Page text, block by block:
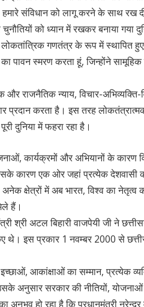
संविधान को लागू करने के साथ रख
को ध्यान में रखकर बनाया गया
गणतंत्र के रूप में स्थापित
स्मरण करता हूं, जिन्होंने सामूहिक
और राजनैतिक न्याय, विचार-
प्रदान करता है। इस तरह
दुनिया में फहरा रहा है।
कार्यक्रमों और अभियानों के
कारण एक ओर जहां प्रत्येक देशवासी
अनेक क्षेत्रों में अब भारत, विश्व का
हैं।
श्री अटल बिहारी वाजपेयी जी ने
थे। इस प्रकार 1 नवम्बर 2000 से
आकांक्षाओं का सम्मान, प्रत्येक
अनुसार सरकार की नीतियों, योजनाओं
हो रहा है कि प्रधानमंत्री नरेन्द्र